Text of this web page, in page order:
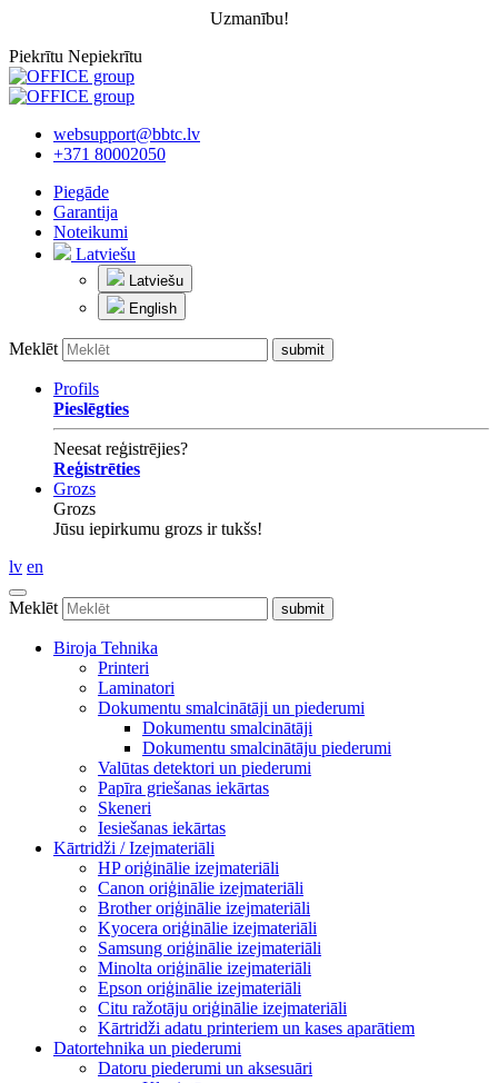
Uzmanību!
Piekrītu Nepiekrītu
websupport@bbtc.lv
+371 80002050
Piegāde
Garantija
Noteikumi
Latviešu
Latviešu
English
Meklēt
Profils
Pieslēgties
Neesat reģistrējies?
Reģistrēties
Grozs
Grozs
Jūsu iepirkumu grozs ir tukšs!
lv en
Meklēt
Biroja Tehnika
Printeri
Laminatori
Dokumentu smalcinātāji un piederumi
Dokumentu smalcinātāji
Dokumentu smalcinātāju piederumi
Valūtas detektori un piederumi
Papīra griešanas iekārtas
Skeneri
Iesiešanas iekārtas
Kārtridži / Izejmateriāli
HP oriģinālie izejmateriāli
Canon oriģinālie izejmateriāli
Brother oriģinālie izejmateriāli
Kyocera oriģinālie izejmateriāli
Samsung oriģinālie izejmateriāli
Minolta oriģinālie izejmateriāli
Epson oriģinālie izejmateriāli
Citu ražotāju oriģinālie izejmateriāli
Kārtridži adatu printeriem un kases aparātiem
Datortehnika un piederumi
Datoru piederumi un aksesuāri